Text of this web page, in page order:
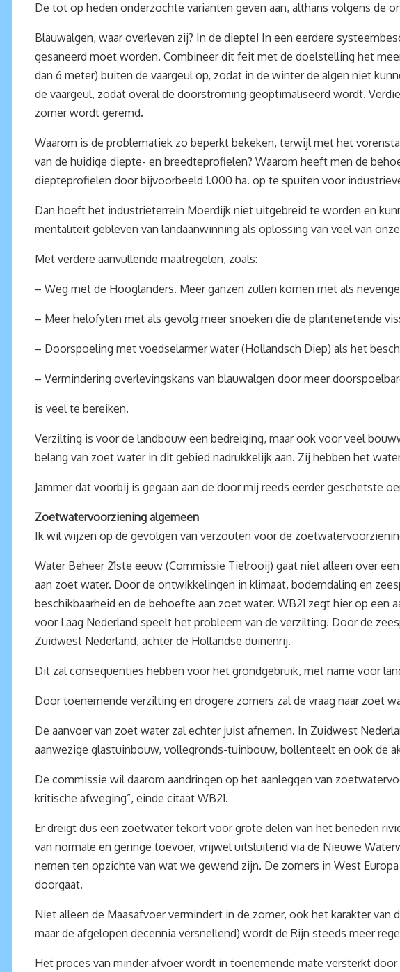
De tot op heden onderzochte varianten geven aan, althans volgens de
Blauwalgen, waar overleven zij? In de diepte! In een eerdere
gesaneerd moet worden. Combineer dit feit met de doelstelling het
dan 6 meter) buiten de vaargeul op, zodat in de winter de algen niet
de vaargeul, zodat overal de doorstroming geoptimaliseerd wordt.
zomer wordt geremd.
Waarom is de problematiek zo beperkt bekeken, terwijl met het
van de huidige diepte- en breedteprofielen? Waarom heeft men de
diepteprofielen door bijvoorbeeld 1.000 ha. op te spuiten voor
Dan hoeft het industrieterrein Moerdijk niet uitgebreid te worden en
mentaliteit gebleven van landaanwinning als oplossing van veel van
Met verdere aanvullende maatregelen, zoals:
– Weg met de Hooglanders. Meer ganzen zullen komen met als
– Meer helofyten met als gevolg meer snoeken die de plantenetende
– Doorspoeling met voedselarmer water (Hollandsch Diep) als het
– Vermindering overlevingskans van blauwalgen door meer
is veel te bereiken.
Verzilting is voor de landbouw een bedreiging, maar ook voor veel
belang van zoet water in dit gebied nadrukkelijk aan. Zij hebben het
Jammer dat voorbij is gegaan aan de door mij reeds eerder geschetste
Zoetwatervoorziening algemeen
Ik wil wijzen op de gevolgen van verzouten voor de
Water Beheer 21ste eeuw (Commissie Tielrooij) gaat niet alleen over
aan zoet water. Door de ontwikkelingen in klimaat, bodemdaling en
beschikbaarheid en de behoefte aan zoet water. WB21 zegt hier op een
voor Laag Nederland speelt het probleem van de verzilting. Door de
Zuidwest Nederland, achter de Hollandse duinenrij.
Dit zal consequenties hebben voor het grondgebruik, met name voor
Door toenemende verzilting en drogere zomers zal de vraag naar zoet
De aanvoer van zoet water zal echter juist afnemen. In Zuidwest
aanwezige glastuinbouw, vollegronds-tuinbouw, bollenteelt en ook de
De commissie wil daarom aandringen op het aanleggen van
kritische afweging”, einde citaat WB21.
Er dreigt dus een zoetwater tekort voor grote delen van het beneden
van normale en geringe toevoer, vrijwel uitsluitend via de Nieuwe
nemen ten opzichte van wat we gewend zijn. De zomers in West
doorgaat.
Niet alleen de Maasafvoer vermindert in de zomer, ook het karakter van
maar de afgelopen decennia versnellend) wordt de Rijn steeds meer
Het proces van minder afvoer wordt in toenemende mate versterkt